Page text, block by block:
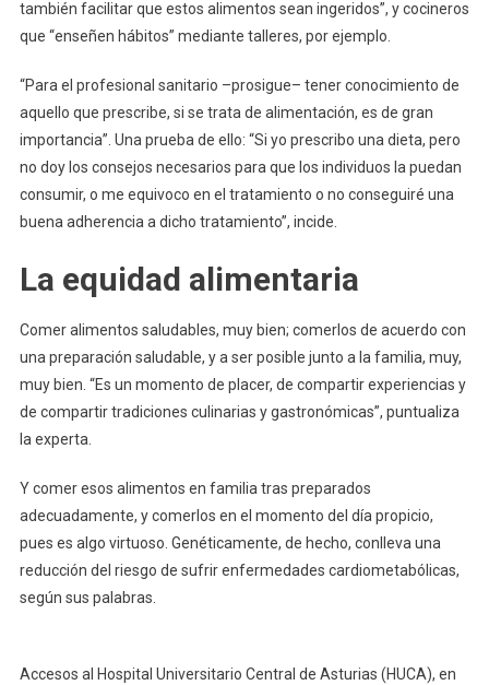
también facilitar que estos alimentos sean ingeridos”, y cocineros
que “enseñen hábitos” mediante talleres, por ejemplo.
“Para el profesional sanitario –prosigue– tener conocimiento de
aquello que prescribe, si se trata de alimentación, es de gran
importancia”. Una prueba de ello: “Si yo prescribo una dieta, pero
no doy los consejos necesarios para que los individuos la puedan
consumir, o me equivoco en el tratamiento o no conseguiré una
buena adherencia a dicho tratamiento”, incide.
La equidad alimentaria
Comer alimentos saludables, muy bien; comerlos de acuerdo con
una preparación saludable, y a ser posible junto a la familia, muy,
muy bien. “Es un momento de placer, de compartir experiencias y
de compartir tradiciones culinarias y gastronómicas”, puntualiza
la experta.
Y comer esos alimentos en familia tras preparados
adecuadamente, y comerlos en el momento del día propicio,
pues es algo virtuoso. Genéticamente, de hecho, conlleva una
reducción del riesgo de sufrir enfermedades cardiometabólicas,
según sus palabras.
Accesos al Hospital Universitario Central de Asturias (HUCA), en